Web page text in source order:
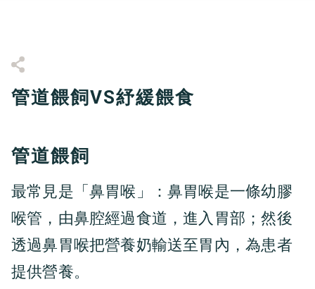
管道餵飼VS紓緩餵食
管道餵飼
最常見是「鼻胃喉」：鼻胃喉是一條幼膠
喉管，由鼻腔經過食道，進入胃部；然後
透過鼻胃喉把營養奶輸送至胃內，為患者
提供營養。